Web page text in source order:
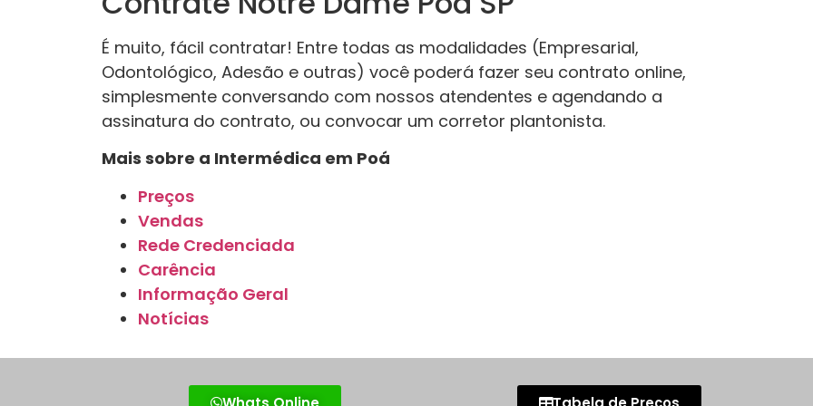
É muito, fácil contratar! Entre todas as modalidades (Empresarial,
Odontológico, Adesão e outras) você poderá fazer seu contrato online,
simplesmente conversando com nossos atendentes e agendando a
assinatura do contrato, ou convocar um corretor plantonista.
Mais sobre a Intermédica em Poá
Preços
Vendas
Rede Credenciada
Carência
Informação Geral
Notícias